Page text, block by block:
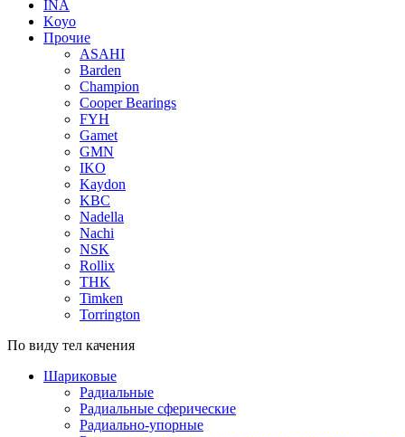
INA
Koyo
Прочие
ASAHI
Barden
Champion
Cooper Bearings
FYH
Gamet
GMN
IKO
Kaydon
KBC
Nadella
Nachi
NSK
Rollix
THK
Timken
Torrington
По виду тел качения
Шариковые
Радиальные
Радиальные сферические
Радиально-упорные